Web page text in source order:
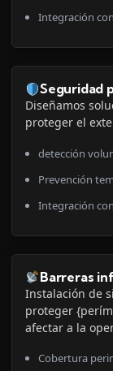
Integración
Seguridad
Diseñamos
proteger el
detección
Prevención
Integración
Barreras
Instalación de
proteger
afectar a la
Cobertura